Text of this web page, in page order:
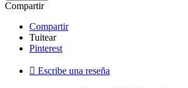
Compartir
Compartir
Tuitear
Pinterest
 Escribe una reseña